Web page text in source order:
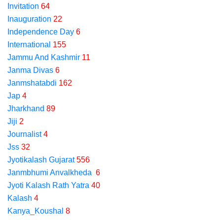
Invitation 64
Inauguration 22
Independence Day 6
International 155
Jammu And Kashmir 11
Janma Divas 6
Janmshatabdi 162
Jap 4
Jharkhand 89
Jiji 2
Journalist 4
Jss 32
Jyotikalash Gujarat 556
Janmbhumi Anvalkheda 6
Jyoti Kalash Rath Yatra 40
Kalash 4
Kanya_Koushal 8